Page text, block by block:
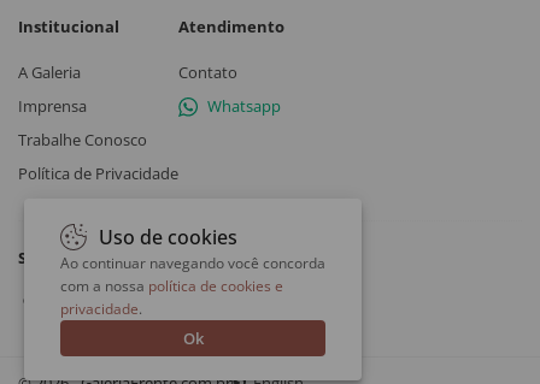
Institucional
A Galeria
Imprensa
Trabalhe Conosco
Política de Privacidade
Atendimento
Contato
Whatsapp
Siga a Galeria Frente
Uso de cookies
Ao continuar navegando você concorda
com a nossa política de cookies e
privacidade.
Ok